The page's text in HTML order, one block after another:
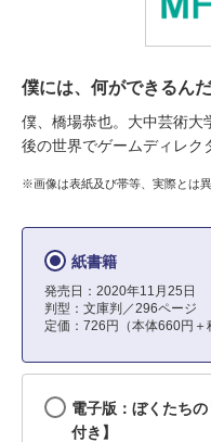
僕には、何ができる
僕、橋場恭也。大中芸術大
後の世界でゲームディレク
※画像は表紙及び帯等、実際とは異
紙書籍
発売日：2020年11月25日
判型：文庫判／296ページ
定価：726円（本体660円＋
電子版：ぼくたち
付き】